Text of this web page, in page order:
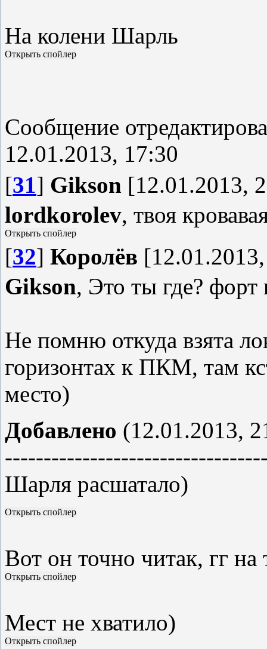
На колени Шарль
Сообщение
12.01.2013, 17:30
[31] Gikson [12.01.2013,
lordkorolev, твоя
[32] Королёв
Gikson, Это ты где?
Не помню откуда взята
горизонтах к ПКМ, там
место)
Добавлено (12.01.2013,
Шарля расшатало)
Вот он точно читак, гг на
Мест не хватило)